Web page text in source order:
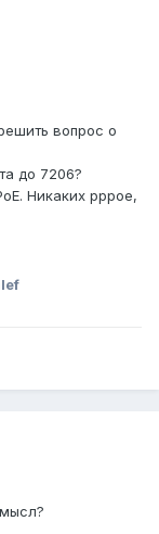
вопрос о
до 7206?
Никаких pppoe,